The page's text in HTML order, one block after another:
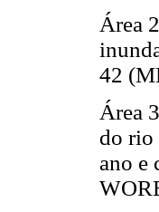
Área
42
Área
do rio
ano e